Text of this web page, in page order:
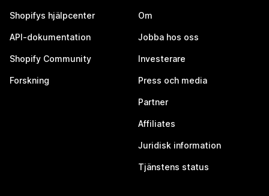
Shopifys hjälpcenter
API-dokumentation
Shopify Community
Forskning
Om
Jobba hos oss
Investerare
Press och media
Partner
Affiliates
Juridisk information
Tjänstens status